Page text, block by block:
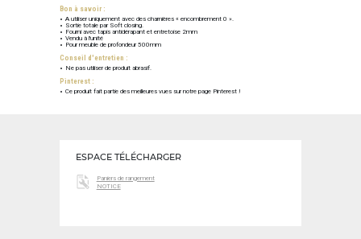
Bon à savoir :
A utiliser uniquement avec des charnières « encombrement 0 ».
Sortie totale par Soft closing.
Fourni avec tapis antidérapant et entretoise 2mm
Vendu à l'unité
Pour meuble de profondeur 500mm
Conseil d'entretien :
Ne pas utiliser de produit abrasif.
Pinterest :
Ce produit fait partie des meilleures vues sur notre page Pinterest !
ESPACE TÉLÉCHARGER
Paniers de rangement
NOTICE